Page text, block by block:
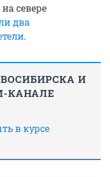
севере
два
.
И
КАНАЛЕ
в курсе